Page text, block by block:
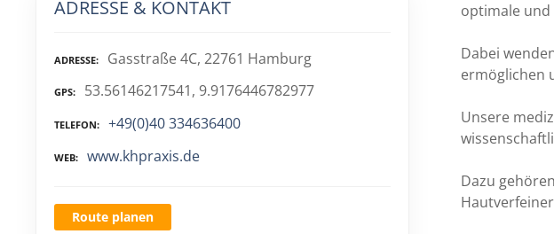
ADRESSE & KONTAKT
ADRESSE Gasstraße 4C, 22761 Hamburg
GPS 53.56146217541, 9.9176446782977
TELEFON +49(0)40 334636400
WEB www.khpraxis.de
Route planen
optimale und
Dabei
ermöglichen
Unsere
Dazu